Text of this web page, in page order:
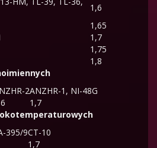
1,6
1,65
1,7
1,75
1,8
2ANZHR-1, NI-48G
1,7
395/9CT-10
1,7